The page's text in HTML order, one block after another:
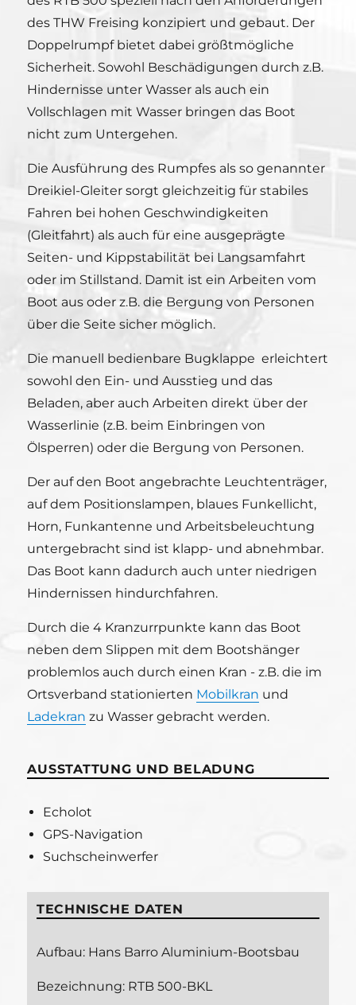
des THW Freising konzipiert und gebaut. Der
Doppelrumpf bietet dabei größtmögliche
Sicherheit. Sowohl Beschädigungen durch z.B.
Hindernisse unter Wasser als auch ein
Vollschlagen mit Wasser bringen das Boot
nicht zum Untergehen.
Die Ausführung des Rumpfes als so genannter
Dreikiel-Gleiter sorgt gleichzeitig für stabiles
Fahren bei hohen Geschwindigkeiten
(Gleitfahrt) als auch für eine ausgeprägte
Seiten- und Kippstabilität bei Langsamfahrt
oder im Stillstand. Damit ist ein Arbeiten vom
Boot aus oder z.B. die Bergung von Personen
über die Seite sicher möglich.
Die manuell bedienbare Bugklappe erleichtert
sowohl den Ein- und Ausstieg und das
Beladen, aber auch Arbeiten direkt über der
Wasserlinie (z.B. beim Einbringen von
Ölsperren) oder die Bergung von Personen.
Der auf den Boot angebrachte Leuchtenträger,
auf dem Positionslampen, blaues Funkellicht,
Horn, Funkantenne und Arbeitsbeleuchtung
untergebracht sind ist klapp- und abnehmbar.
Das Boot kann dadurch auch unter niedrigen
Hindernissen hindurchfahren.
Durch die 4 Kranzurrpunkte kann das Boot
neben dem Slippen mit dem Bootshänger
problemlos auch durch einen Kran - z.B. die im
Ortsverband stationierten Mobilkran und
Ladekran zu Wasser gebracht werden.
AUSSTATTUNG UND BELADUNG
Echolot
GPS-Navigation
Suchscheinwerfer
TECHNISCHE DATEN
Aufbau: Hans Barro Aluminium-Bootsbau
Bezeichnung: RTB 500-BKL